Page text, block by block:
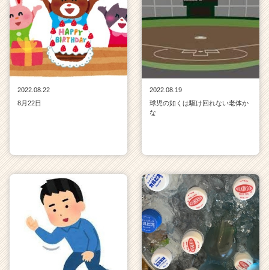
2022.08.22
8月22日
2022.08.19
球児の如くは駆け回れない老体か
な